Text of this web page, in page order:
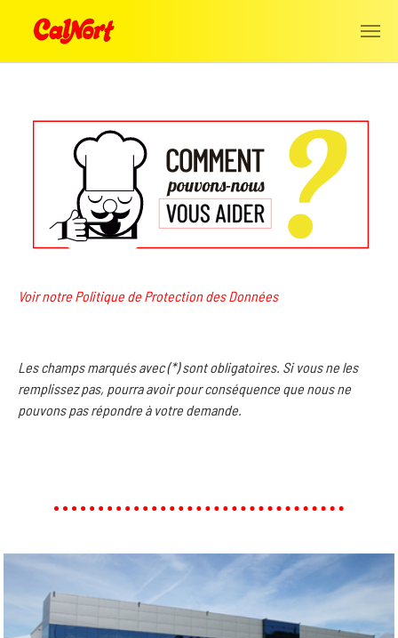
Voir notre Politique de Protection des Données
Les champs marqués avec (*) sont obligatoires. Si vous ne les
remplissez pas, pourra avoir pour conséquence que nous ne
pouvons pas répondre à votre demande.